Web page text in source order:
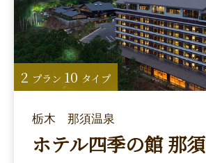
栃木 那須温泉
ホテル四季の館 那須
2 プラン 10 タイプ